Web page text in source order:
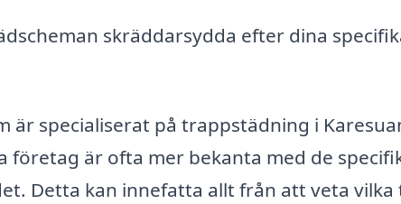
skräddarsydda efter dina
är specialiserat på trappstädning i
företag är ofta mer bekanta med de
Detta kan innefatta allt från att veta vilka